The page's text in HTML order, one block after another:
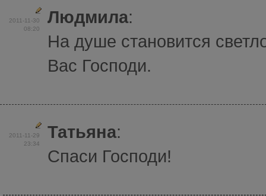
2011-11-30
08:20
Людмила:
На душе становится
Вас Господи.
2011-11-29
23:34
Татьяна:
Спаси Господи!